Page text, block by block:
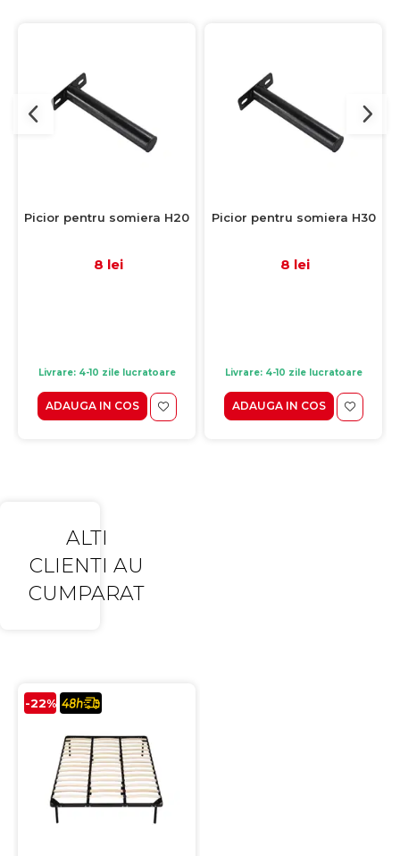
Picior pentru somiera H20
8 lei
Livrare: 4-10 zile lucratoare
ADAUGA IN COS
Picior pentru somiera H30
8 lei
Livrare: 4-10 zile lucratoare
ADAUGA IN COS
ALTI
CLIENTI AU
CUMPARAT
-22%